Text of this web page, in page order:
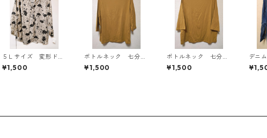
５Ｌサイズ 変形ドッ
ト 花柄 ボウタイブ
ラウス オフホワイ
¥1,500
ボトルネック 七分袖
カットソー ４Ｌ マ
スタード KAE-4816
¥1,500
ボトルネック 七分袖
カットソー ４Ｌ マ
スタード KAE-4818
¥1,500
デニ
ツ
AE-